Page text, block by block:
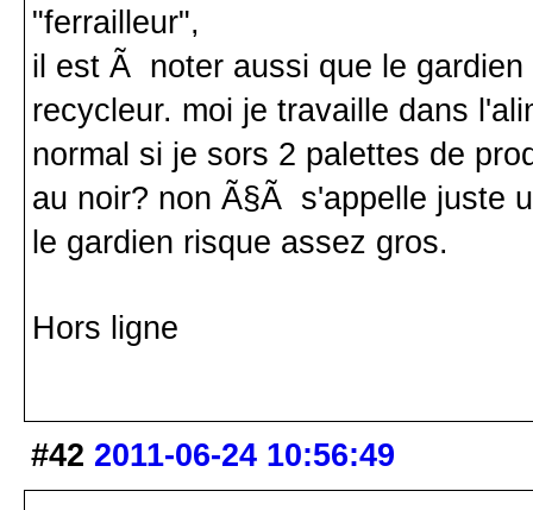
"ferrailleur",
il est Ã noter aussi que le
recycleur. moi je travaille dans
normal si je sors 2 palettes de
au noir? non Ã§Ã s'appelle juste
le gardien risque assez gros.
Hors ligne
#42 2011-06-24 10:56:49